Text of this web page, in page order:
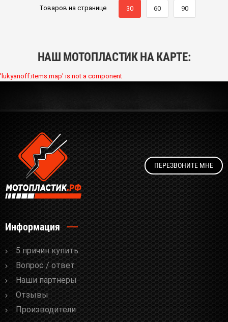
Товаров на странице 30 60 90
НАШ МОТОПЛАСТИК НА КАРТЕ:
'lukyanoff:items.map' is not a component
ПЕРЕЗВОНИТЕ МНЕ
Информация
5 причин купить
Вопрос / ответ
Наши партнеры
Отзывы
Производители